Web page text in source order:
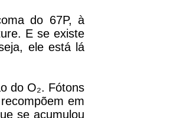
do 67P, à
E se existe
ele está lá
do O₂. Fótons
em
se acumulou